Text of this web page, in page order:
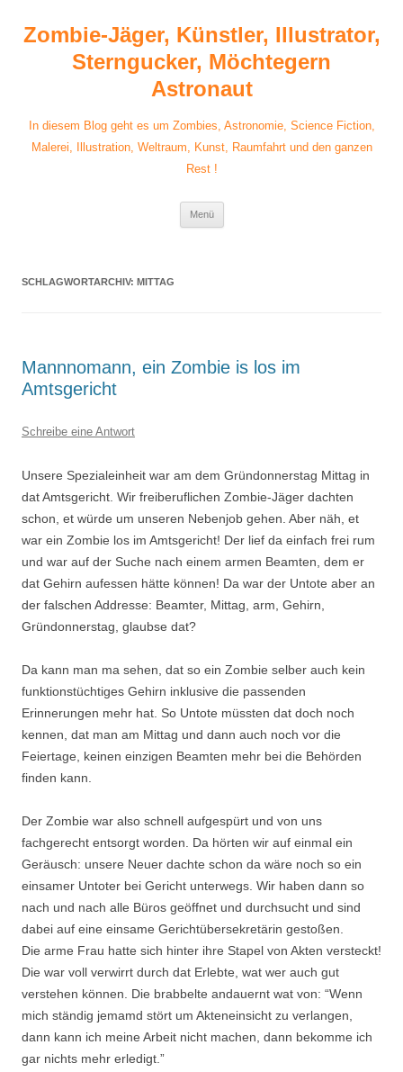
springen
Zombie-Jäger, Künstler, Illustrator,
Sterngucker, Möchtegern
Astronaut
In diesem Blog geht es um Zombies, Astronomie, Science Fiction,
Malerei, Illustration, Weltraum, Kunst, Raumfahrt und den ganzen
Rest !
Menü
SCHLAGWORTARCHIV: MITTAG
Mannnomann, ein Zombie is los im
Amtsgericht
Schreibe eine Antwort
Unsere Spezialeinheit war am dem Gründonnerstag Mittag in
dat Amtsgericht. Wir freiberuflichen Zombie-Jäger dachten
schon, et würde um unseren Nebenjob gehen. Aber näh, et
war ein Zombie los im Amtsgericht! Der lief da einfach frei rum
und war auf der Suche nach einem armen Beamten, dem er
dat Gehirn aufessen hätte können! Da war der Untote aber an
der falschen Addresse: Beamter, Mittag, arm, Gehirn,
Gründonnerstag, glaubse dat?
Da kann man ma sehen, dat so ein Zombie selber auch kein
funktionstüchtiges Gehirn inklusive die passenden
Erinnerungen mehr hat. So Untote müssten dat doch noch
kennen, dat man am Mittag und dann auch noch vor die
Feiertage, keinen einzigen Beamten mehr bei die Behörden
finden kann.
Der Zombie war also schnell aufgespürt und von uns
fachgerecht entsorgt worden. Da hörten wir auf einmal ein
Geräusch: unsere Neuer dachte schon da wäre noch so ein
einsamer Untoter bei Gericht unterwegs. Wir haben dann so
nach und nach alle Büros geöffnet und durchsucht und sind
dabei auf eine einsame Gerichtübersekretärin gestoßen.
Die arme Frau hatte sich hinter ihre Stapel von Akten versteckt!
Die war voll verwirrt durch dat Erlebte, wat wer auch gut
verstehen können. Die brabbelte andauernt wat von: “Wenn
mich ständig jemamd stört um Akteneinsicht zu verlangen,
dann kann ich meine Arbeit nicht machen, dann bekomme ich
gar nichts mehr erledigt.”